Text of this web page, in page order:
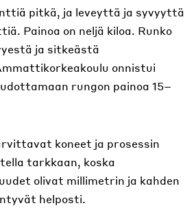
pitkä, ja leveyttä ja syvyyttä
Painoa on neljä kiloa. Runko
ja sitkeästä
onnistui
rungon painoa 15–
koneet ja prosessin
tarkkaan, koska
olivat millimetrin ja kahden
helposti.